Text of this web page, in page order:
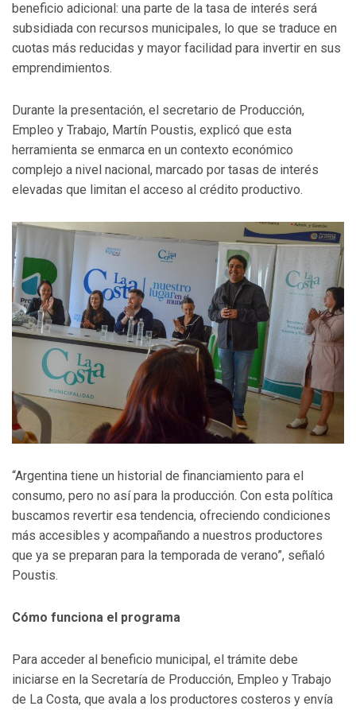
beneficio adicional: una parte de la tasa de interés será
subsidiada con recursos municipales, lo que se traduce en
cuotas más reducidas y mayor facilidad para invertir en sus
emprendimientos.
Durante la presentación, el secretario de Producción,
Empleo y Trabajo, Martín Poustis, explicó que esta
herramienta se enmarca en un contexto económico
complejo a nivel nacional, marcado por tasas de interés
elevadas que limitan el acceso al crédito productivo.
“Argentina tiene un historial de financiamiento para el
consumo, pero no así para la producción. Con esta política
buscamos revertir esa tendencia, ofreciendo condiciones
más accesibles y acompañando a nuestros productores
que ya se preparan para la temporada de verano”, señaló
Poustis.
Cómo funciona el programa
Para acceder al beneficio municipal, el trámite debe
iniciarse en la Secretaría de Producción, Empleo y Trabajo
de La Costa, que avala a los productores costeros y envía